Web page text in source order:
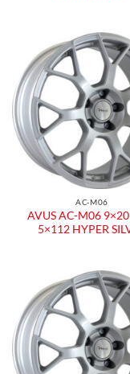
AC-M06
AVUS AC-M06 9×20
5×112 HYPER